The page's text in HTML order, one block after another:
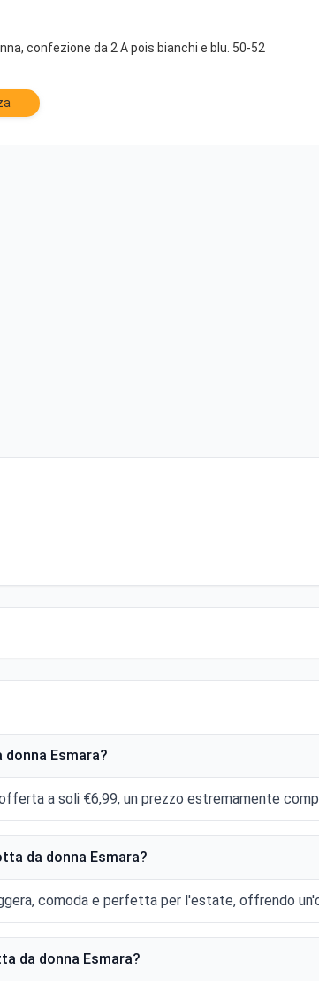
confezione da 2 A pois bianchi e blu. 50-52
donna Esmara?
a soli €6,99, un prezzo estremamente
da donna Esmara?
comoda e perfetta per l'estate, offrendo
da donna Esmara?